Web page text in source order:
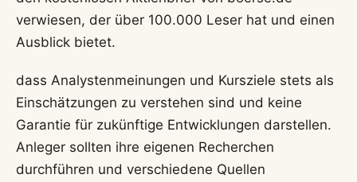
verwiesen, der über 100.000 Leser hat und einen
Ausblick bietet.
dass Analystenmeinungen und Kursziele stets als
Einschätzungen zu verstehen sind und keine
Garantie für zukünftige Entwicklungen darstellen.
Anleger sollten ihre eigenen Recherchen
durchführen und verschiedene Quellen